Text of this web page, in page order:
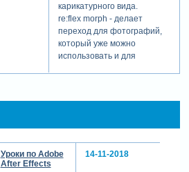
карикатурного вида.
re:flex morph - делает
переход для фотографий,
который уже можно
использовать и для
морфинг изображений не
подходит.
морфинг в after effects
Уроки по Adobe
After Effects
14-11-2018